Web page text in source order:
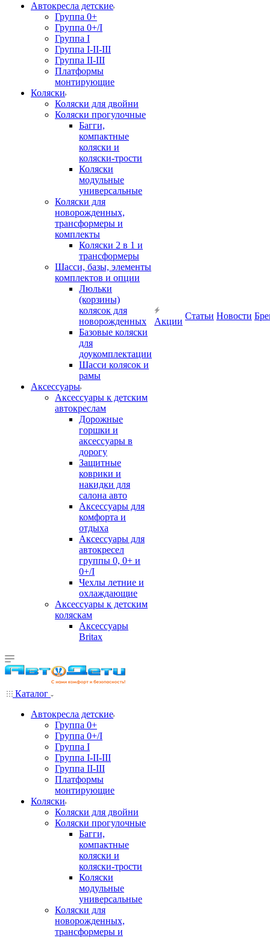
Автокресла детские
Группа 0+
Группа 0+/I
Группа I
Группа I-II-III
Группа II-III
Платформы
монтирующие
Коляски
Коляски для двойни
Коляски прогулочные
Багги,
компактные
коляски и
коляски-трости
Коляски
модульные
универсальные
Коляски для
новорожденных,
трансформеры и
комплекты
Коляски 2 в 1 и
трансформеры
Шасси, базы, элементы
комплектов и опции
Люльки
(корзины)
колясок для
новорожденных
Базовые коляски
для
доукомплектации
Шасси колясок и
рамы
Аксессуары
Аксессуары к детским
автокреслам
Дорожные
горшки и
аксессуары в
дорогу
Защитные
коврики и
накидки для
салона авто
Аксессуары для
комфорта и
отдыха
Аксессуары для
автокресел
группы 0, 0+ и
0+/I
Чехлы летние и
охлаждающие
Аксессуары к детским
коляскам
Аксессуары
Britax
Акции
Статьи Новости
Каталог
Автокресла детские
Группа 0+
Группа 0+/I
Группа I
Группа I-II-III
Группа II-III
Платформы
монтирующие
Коляски
Коляски для двойни
Коляски прогулочные
Багги,
компактные
коляски и
коляски-трости
Коляски
модульные
универсальные
Коляски для
новорожденных,
трансформеры и